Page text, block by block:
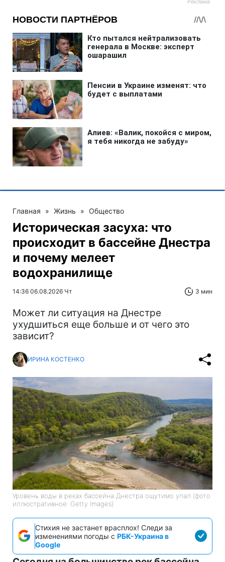
Главная » Жизнь » Общество
Историческая засуха: что
происходит в бассейне Днестра
и почему мелеет
водохранилище
14:36 06.08.2026 Чт 3 мин
Может ли ситуация на Днестре
ухудшиться еще больше и от чего это
зависит?
ИРИНА КОСТЕНКО
Уровень воды в реках бассейна Днестра ощутимо упал (фото
иллюстративное: Getty Images)
Стихия не застанет врасплох! Следи за
изменениями погоды с РБК-Украина в
Google